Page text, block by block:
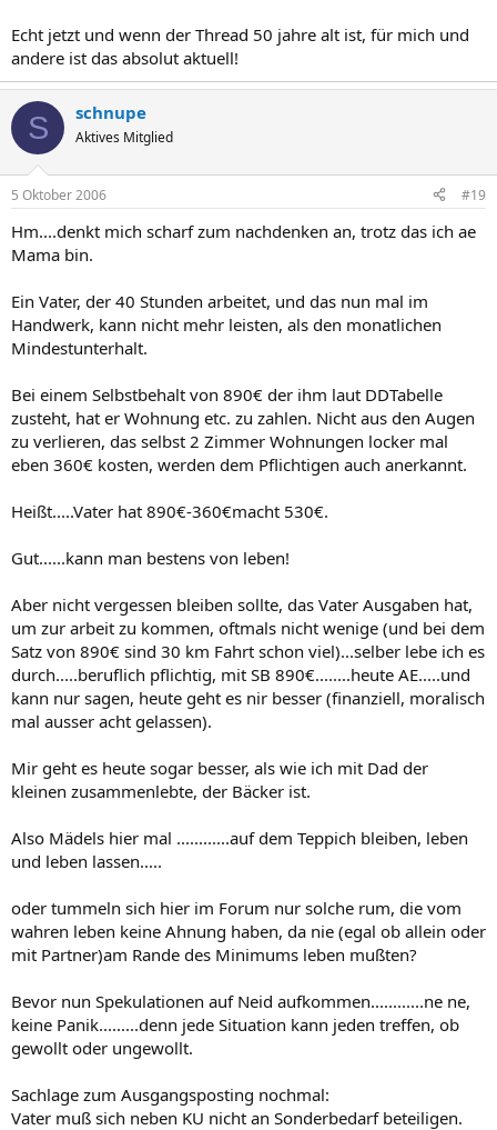
Echt jetzt und wenn der Thread 50 jahre alt ist, für mich und
andere ist das absolut aktuell!
S schnupe
Aktives Mitglied
5 Oktober 2006 #19
Hm....denkt mich scharf zum nachdenken an, trotz das ich ae
Mama bin.
Ein Vater, der 40 Stunden arbeitet, und das nun mal im
Handwerk, kann nicht mehr leisten, als den monatlichen
Mindestunterhalt.
Bei einem Selbstbehalt von 890€ der ihm laut DDTabelle
zusteht, hat er Wohnung etc. zu zahlen. Nicht aus den Augen
zu verlieren, das selbst 2 Zimmer Wohnungen locker mal
eben 360€ kosten, werden dem Pflichtigen auch anerkannt.
Heißt.....Vater hat 890€-360€macht 530€.
Gut......kann man bestens von leben!
Aber nicht vergessen bleiben sollte, das Vater Ausgaben hat,
um zur arbeit zu kommen, oftmals nicht wenige (und bei dem
Satz von 890€ sind 30 km Fahrt schon viel)...selber lebe ich es
durch.....beruflich pflichtig, mit SB 890€........heute AE.....und
kann nur sagen, heute geht es nir besser (finanziell, moralisch
mal ausser acht gelassen).
Mir geht es heute sogar besser, als wie ich mit Dad der
kleinen zusammenlebte, der Bäcker ist.
Also Mädels hier mal ............auf dem Teppich bleiben, leben
und leben lassen.....
oder tummeln sich hier im Forum nur solche rum, die vom
wahren leben keine Ahnung haben, da nie (egal ob allein oder
mit Partner)am Rande des Minimums leben mußten?
Bevor nun Spekulationen auf Neid aufkommen............ne ne,
keine Panik.........denn jede Situation kann jeden treffen, ob
gewollt oder ungewollt.
Sachlage zum Ausgangsposting nochmal:
Vater muß sich neben KU nicht an Sonderbedarf beteiligen.